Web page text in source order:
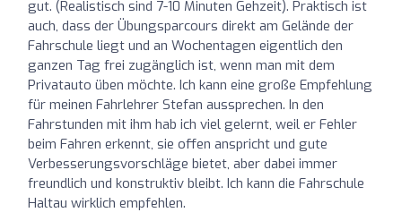
gut. (Realistisch sind 7-10 Minuten Gehzeit). Praktisch ist
auch, dass der Übungsparcours direkt am Gelände der
Fahrschule liegt und an Wochentagen eigentlich den
ganzen Tag frei zugänglich ist, wenn man mit dem
Privatauto üben möchte. Ich kann eine große Empfehlung
für meinen Fahrlehrer Stefan aussprechen. In den
Fahrstunden mit ihm hab ich viel gelernt, weil er Fehler
beim Fahren erkennt, sie offen anspricht und gute
Verbesserungsvorschläge bietet, aber dabei immer
freundlich und konstruktiv bleibt. Ich kann die Fahrschule
Haltau wirklich empfehlen.